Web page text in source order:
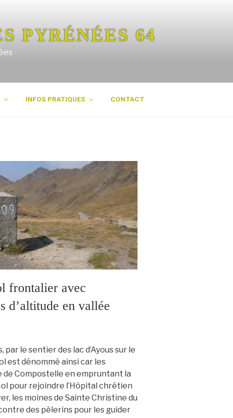
PYRÉNÉES 64
INFOS PRATIQUES CONTACT
frontalier avec
d’altitude en vallée
le sentier des lac d’Ayous sur le
est dénommé ainsi car les
Compostelle en empruntant la
pour rejoindre l’Hôpital chrétien
les moines de Sainte Christine du
des pèlerins pour les guider